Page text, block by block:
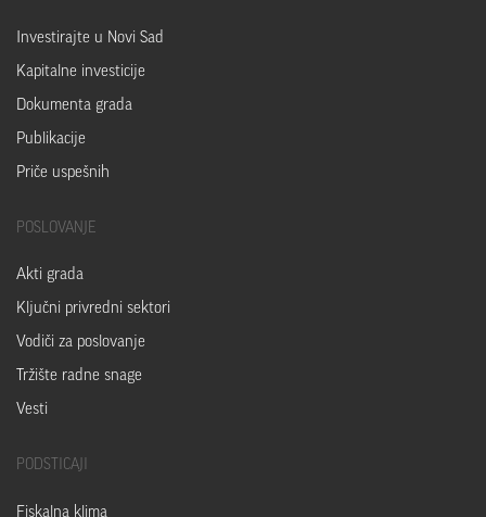
Investirajte u Novi Sad
Kapitalne investicije
Dokumenta grada
Publikacije
Priče uspešnih
POSLOVANJE
Akti grada
Ključni privredni sektori
Vodiči za poslovanje
Tržište radne snage
Vesti
PODSTICAJI
Fiskalna klima